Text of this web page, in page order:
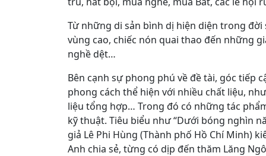
Từ những di sản bình dị hiện diện trong
vùng cao, chiếc nón quai thao đến những
nghề dệt…
Bên cạnh sự phong phú về đề tài, góc tiếp
phong cách thể hiện với nhiều chất liệu,
liệu tổng hợp… Trong đó có những tác
kỹ thuật. Tiêu biểu như “Dưới bóng nghìn
giả Lê Phi Hùng (Thành phố Hồ Chí Minh)
Anh chia sẻ, từng có dịp đến thăm Lăng